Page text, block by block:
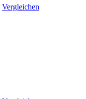
Vergleichen